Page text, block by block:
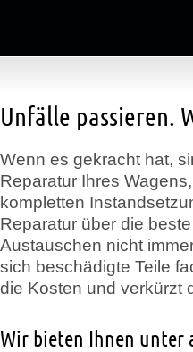
Unfälle passieren.
Wenn es gekracht hat,
Reparatur Ihres
kompletten
Reparatur über die
Austauschen nicht
sich beschädigte Teile
die Kosten und verkürzt
Wir bieten Ihnen unter